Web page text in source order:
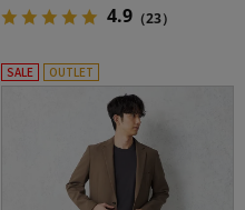
4.9 （23）
SALE OUTLET